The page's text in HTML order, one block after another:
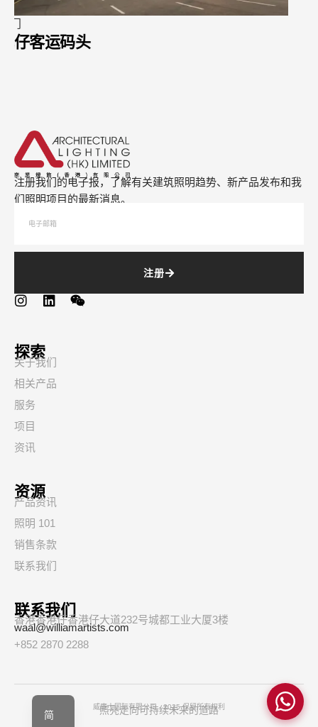
艺倡画廊
注册我们的电子报，了解有关建筑照明趋势、新产品发布和我
们照明项目的最新消息。
注册
探索
关于我们
相关产品
服务
项目
资讯
资源
产品资讯
照明 101
销售条款
联系我们
联系我们
香港香港仔香港仔大道232号城都工业大厦3楼
waal@williamartists.com
+852 2870 2288
威廉士国际有限公司 - 2025 保留所有权利
照亮走向可持续未来的道路
简